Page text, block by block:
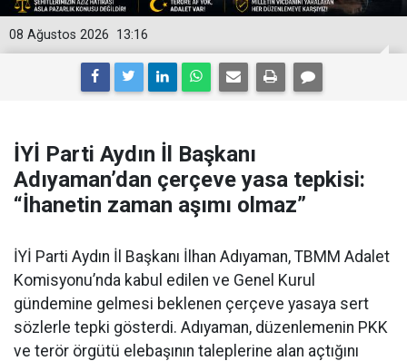
13:16
08 Ağustos 2026
İYİ Parti Aydın İl Başkanı
Adıyaman’dan çerçeve yasa tepkisi:
“İhanetin zaman aşımı olmaz”
İYİ Parti Aydın İl Başkanı İlhan Adıyaman, TBMM Adalet
Komisyonu’nda kabul edilen ve Genel Kurul
gündemine gelmesi beklenen çerçeve yasaya sert
sözlerle tepki gösterdi. Adıyaman, düzenlemenin PKK
ve terör örgütü elebaşının taleplerine alan açtığını